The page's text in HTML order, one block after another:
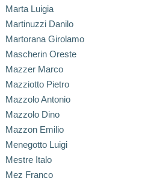
Marta Luigia
Martinuzzi Danilo
Martorana Girolamo
Mascherin Oreste
Mazzer Marco
Mazziotto Pietro
Mazzolo Antonio
Mazzolo Dino
Mazzon Emilio
Menegotto Luigi
Mestre Italo
Mez Franco